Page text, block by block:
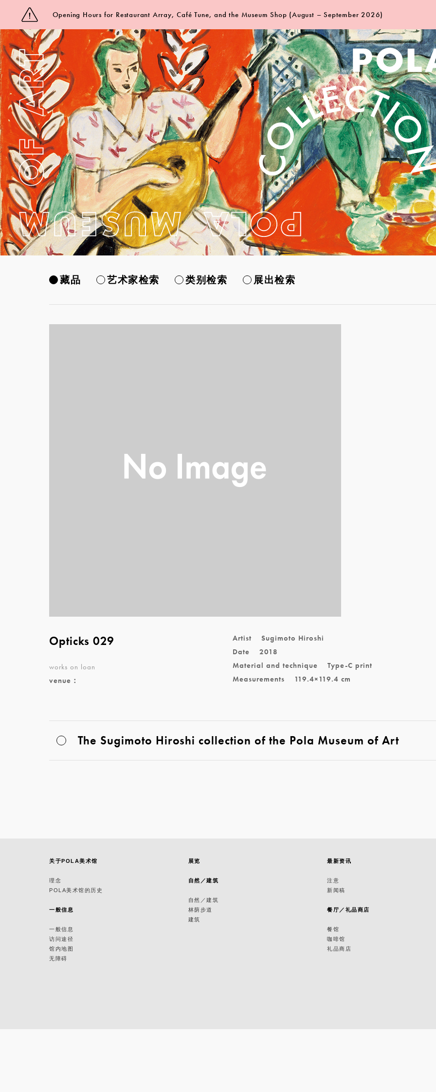
Opening Hours for Restaurant Array, Café Tune, and the Museum Shop (August – September 2026)
藏品 艺术家检索 类别检索 展出检索
Opticks 029
works on loan
venue：
Artist
Sugimoto Hiroshi
Date
2018
Material and technique
Type-C print
Measurements
119.4×119.4 cm
The Sugimoto Hiroshi collection of the Pola Museum of Art
关于POLA美术馆
理念
POLA美术馆的历史
一般信息
一般信息
访问途径
馆内地图
无障碍
展览
自然／建筑
自然／建筑
林荫步道
建筑
最新资讯
注意
新闻稿
餐厅／礼品商店
餐馆
咖啡馆
礼品商店